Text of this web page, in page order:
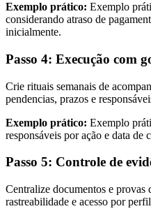
Exemplo prático: Exemplo
considerando atraso de
inicialmente.
Passo 4: Execução com
Crie rituais semanais de
pendencias, prazos e
Exemplo prático: Exemplo
responsáveis por ação e data de
Passo 5: Controle de
Centralize documentos e provas
rastreabilidade e acesso por